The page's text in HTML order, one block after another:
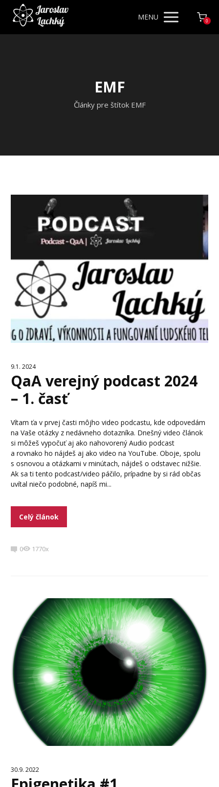
MENU 0
EMF
Články pre štítok EMF
9.1. 2024
QaA verejný podcast 2024
– 1. časť
Vítam ťa v prvej časti môjho video podcastu, kde odpovedám
na Vaše otázky z nedávneho dotazníka. Dnešný video článok
si môžeš vypočuť aj ako nahovorený Audio podcast
a rovnako ho nájdeš aj ako video na YouTube. Oboje, spolu
s osnovou a otázkami v minútach, nájdeš o odstavec nižšie.
Ak sa ti tento podcast/video páčilo, prípadne by si rád občas
uvítal niečo podobné, napíš mi...
Celý článok
0 1770x
30.9. 2022